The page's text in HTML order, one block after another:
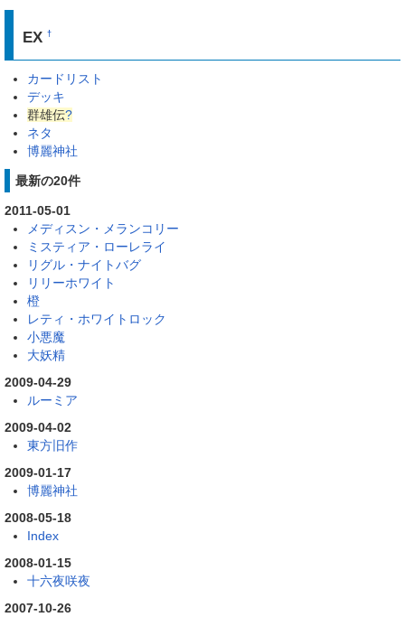
EX†
カードリスト
デッキ
群雄伝?
ネタ
博麗神社
最新の20件
2011-05-01
メディスン・メランコリー
ミスティア・ローレライ
リグル・ナイトバグ
リリーホワイト
橙
レティ・ホワイトロック
小悪魔
大妖精
2009-04-29
ルーミア
2009-04-02
東方旧作
2009-01-17
博麗神社
2008-05-18
Index
2008-01-15
十六夜咲夜
2007-10-26